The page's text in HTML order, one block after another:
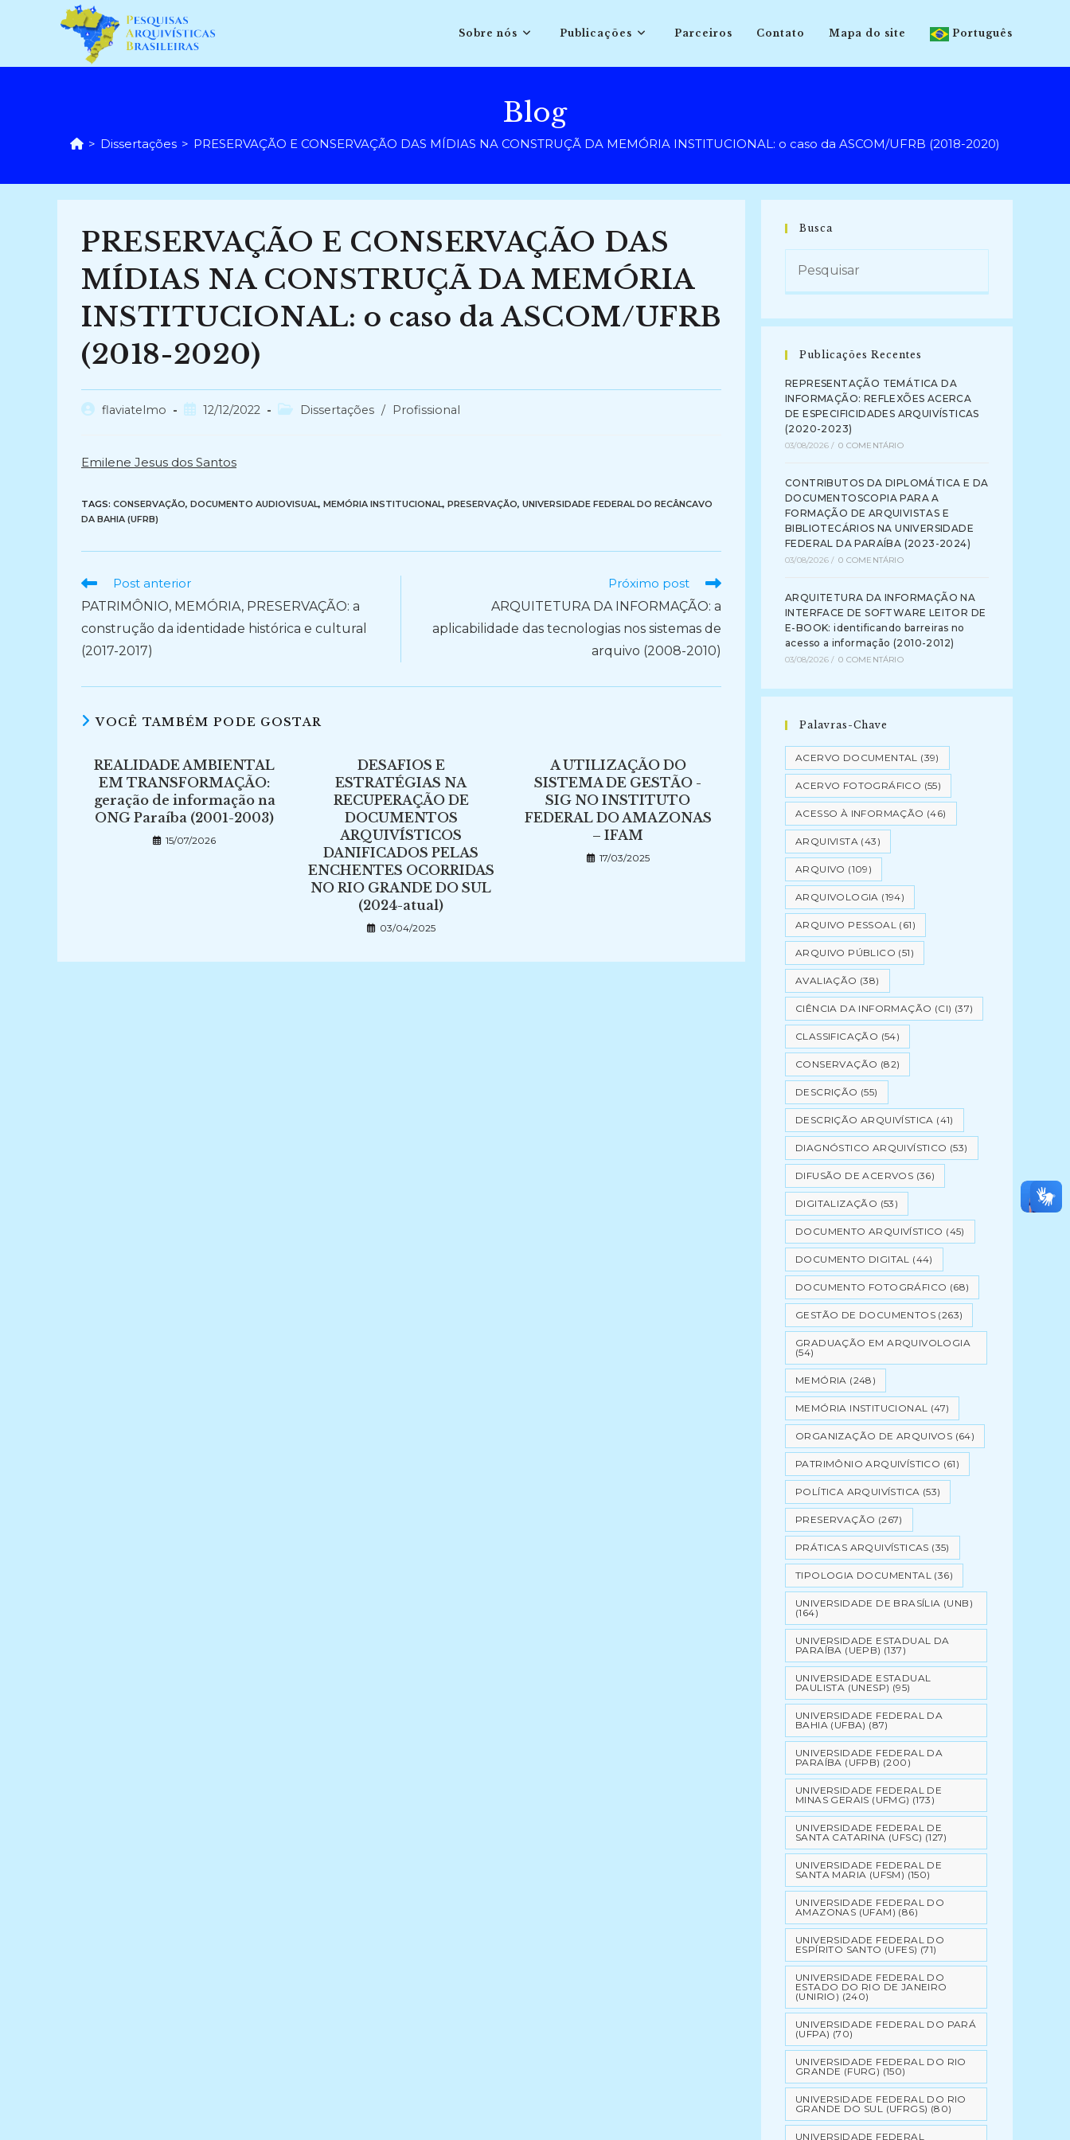
conteúdo
Sobre nós Publicações Parceiros Contato Mapa do site Português
Blog
> Dissertações > PRESERVAÇÃO E CONSERVAÇÃO DAS MÍDIAS NA CONSTRUÇÃ DA MEMÓRIA INSTITUCIONAL: o caso da ASCOM/UFRB (2018-2020)
PRESERVAÇÃO E CONSERVAÇÃO DAS
MÍDIAS NA CONSTRUÇÃ DA MEMÓRIA
INSTITUCIONAL: o caso da ASCOM/UFRB
(2018-2020)
Autorflaviatelmo
Post12/12/2022
Categoria
Dissertações / Profissional
Emilene Jesus dos Santos
TAGS: CONSERVAÇÃO, DOCUMENTO AUDIOVISUAL, MEMÓRIA INSTITUCIONAL, PRESERVAÇÃO, UNIVERSIDADE FEDERAL DO RECÂNCAVO
DA BAHIA (UFRB)
Ler
artigos
Post anterior
PATRIMÔNIO, MEMÓRIA, PRESERVAÇÃO: a
construção da identidade histórica e cultural
(2017-2017)
Próximo post
ARQUITETURA DA INFORMAÇÃO: a
aplicabilidade das tecnologias nos sistemas de
arquivo (2008-2010)
VOCÊ TAMBÉM PODE GOSTAR
REALIDADE AMBIENTAL
EM TRANSFORMAÇÃO:
geração de informação na
ONG Paraíba (2001-2003)
15/07/2026
DESAFIOS E
ESTRATÉGIAS NA
RECUPERAÇÃO DE
DOCUMENTOS
ARQUIVÍSTICOS
DANIFICADOS PELAS
ENCHENTES OCORRIDAS
NO RIO GRANDE DO SUL
(2024-atual)
03/04/2025
A UTILIZAÇÃO DO
SISTEMA DE GESTÃO -
SIG NO INSTITUTO
FEDERAL DO AMAZONAS
– IFAM
17/03/2025
Busca
Publicações Recentes
REPRESENTAÇÃO TEMÁTICA DA
INFORMAÇÃO: REFLEXÕES ACERCA
DE ESPECIFICIDADES ARQUIVÍSTICAS
(2020-2023)
03/08/2026 / 0 COMENTÁRIO
CONTRIBUTOS DA DIPLOMÁTICA E DA
DOCUMENTOSCOPIA PARA A
FORMAÇÃO DE ARQUIVISTAS E
BIBLIOTECÁRIOS NA UNIVERSIDADE
FEDERAL DA PARAÍBA (2023-2024)
03/08/2026 / 0 COMENTÁRIO
ARQUITETURA DA INFORMAÇÃO NA
INTERFACE DE SOFTWARE LEITOR DE
E-BOOK: identificando barreiras no
acesso a informação (2010-2012)
03/08/2026 / 0 COMENTÁRIO
Palavras-Chave
ACERVO DOCUMENTAL (39)
ACERVO FOTOGRÁFICO (55)
ACESSO À INFORMAÇÃO (46)
ARQUIVISTA (43)
ARQUIVO (109)
ARQUIVOLOGIA (194)
ARQUIVO PESSOAL (61)
ARQUIVO PÚBLICO (51)
AVALIAÇÃO (38)
CIÊNCIA DA INFORMAÇÃO (CI) (37)
CLASSIFICAÇÃO (54)
CONSERVAÇÃO (82)
DESCRIÇÃO (55)
DESCRIÇÃO ARQUIVÍSTICA (41)
DIAGNÓSTICO ARQUIVÍSTICO (53)
DIFUSÃO DE ACERVOS (36)
DIGITALIZAÇÃO (53)
DOCUMENTO ARQUIVÍSTICO (45)
DOCUMENTO DIGITAL (44)
DOCUMENTO FOTOGRÁFICO (68)
GESTÃO DE DOCUMENTOS (263)
GRADUAÇÃO EM ARQUIVOLOGIA
(54)
MEMÓRIA (248)
MEMÓRIA INSTITUCIONAL (47)
ORGANIZAÇÃO DE ARQUIVOS (64)
PATRIMÔNIO ARQUIVÍSTICO (61)
POLÍTICA ARQUIVÍSTICA (53)
PRESERVAÇÃO (267)
PRÁTICAS ARQUIVÍSTICAS (35)
TIPOLOGIA DOCUMENTAL (36)
UNIVERSIDADE DE BRASÍLIA (UNB)
(164)
UNIVERSIDADE ESTADUAL DA
PARAÍBA (UEPB) (137)
UNIVERSIDADE ESTADUAL
PAULISTA (UNESP) (95)
UNIVERSIDADE FEDERAL DA
BAHIA (UFBA) (87)
UNIVERSIDADE FEDERAL DA
PARAÍBA (UFPB) (200)
UNIVERSIDADE FEDERAL DE
MINAS GERAIS (UFMG) (173)
UNIVERSIDADE FEDERAL DE
SANTA CATARINA (UFSC) (127)
UNIVERSIDADE FEDERAL DE
SANTA MARIA (UFSM) (150)
UNIVERSIDADE FEDERAL DO
AMAZONAS (UFAM) (86)
UNIVERSIDADE FEDERAL DO
ESPÍRITO SANTO (UFES) (71)
UNIVERSIDADE FEDERAL DO
ESTADO DO RIO DE JANEIRO
(UNIRIO) (240)
UNIVERSIDADE FEDERAL DO PARÁ
(UFPA) (70)
UNIVERSIDADE FEDERAL DO RIO
GRANDE (FURG) (150)
UNIVERSIDADE FEDERAL DO RIO
GRANDE DO SUL (UFRGS) (80)
UNIVERSIDADE FEDERAL